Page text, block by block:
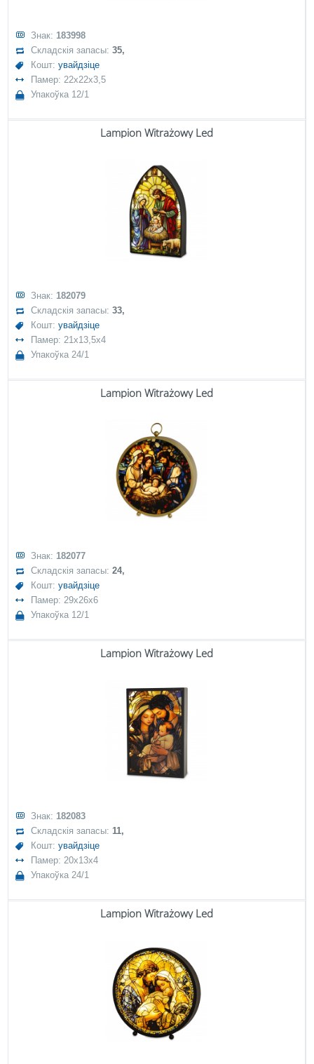
Знак: 183998
Складскія запасы:35,
Кошт:увайдзіце
Памер: 22x22x3,5
Упакоўка 12/1
Lampion Witrażowy Led
Знак: 182079
Складскія запасы:33,
Кошт:увайдзіце
Памер: 21x13,5x4
Упакоўка 24/1
Lampion Witrażowy Led
Знак: 182077
Складскія запасы:24,
Кошт:увайдзіце
Памер: 29x26x6
Упакоўка 12/1
Lampion Witrażowy Led
Знак: 182083
Складскія запасы:11,
Кошт:увайдзіце
Памер: 20x13x4
Упакоўка 24/1
Lampion Witrażowy Led